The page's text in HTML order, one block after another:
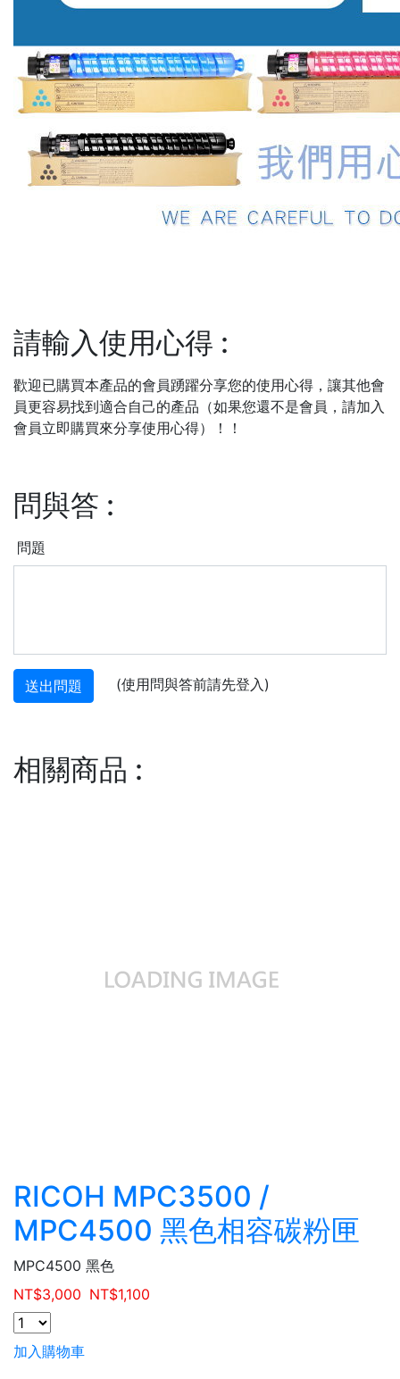
請輸入使用心得 :
歡迎已購買本產品的會員踴躍分享您的使用心得，讓其他會
員更容易找到適合自己的產品（如果您還不是會員，請加入
會員立即購買來分享使用心得）！！
問與答 :
問題
送出問題 (使用問與答前請先登入)
相關商品 :
RICOH MPC3500 /
MPC4500 黑色相容碳粉匣
MPC4500 黑色
NT$3,000 NT$1,100
加入購物車